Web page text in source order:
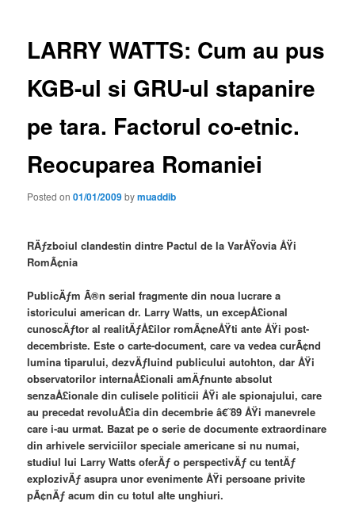
LARRY WATTS: Cum au pus
KGB-ul si GRU-ul stapanire
pe tara. Factorul co-etnic.
Reocuparea Romaniei
Posted on01/01/2009bymuaddib
RÄƒzboiul clandestin dintre Pactul de la VarÅŸovia ÅŸi
RomÃ¢nia
PublicÄƒm Ã®n serial fragmente din noua lucrare a
istoricului american dr. Larry Watts, un excepÅ£ional
cunoscÄƒtor al realitÄƒÅ£ilor romÃ¢neÅŸti ante ÅŸi post-
decembriste. Este o carte-document, care va vedea curÃ¢nd
lumina tiparului, dezvÄƒluind publicului autohton, dar ÅŸi
observatorilor internaÅ£ionali amÄƒnunte absolut
senzaÅ£ionale din culisele politicii ÅŸi ale spionajului, care
au precedat revoluÅ£ia din decembrie â€˜89 ÅŸi manevrele
care i-au urmat. Bazat pe o serie de documente extraordinare
din arhivele serviciilor speciale americane si nu numai,
studiul lui Larry Watts oferÄƒ o perspectivÄƒ cu tentÄƒ
explozivÄƒ asupra unor evenimente ÅŸi persoane privite
pÃ¢nÄƒ acum din cu totul alte unghiuri.